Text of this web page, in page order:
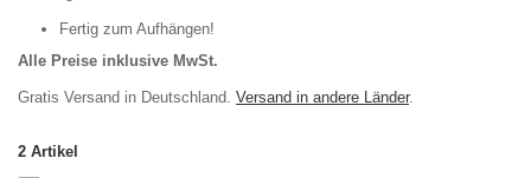
Fertig zum Aufhängen!
Alle Preise inklusive MwSt.
Gratis Versand in Deutschland. Versand in andere Länder.
2 Artikel